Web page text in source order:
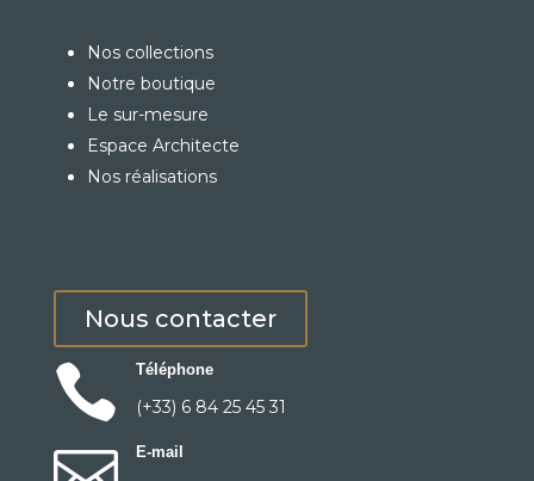
Nos collections
Notre boutique
Le sur-mesure
Espace Architecte
Nos réalisations
Nous contacter
 Téléphone
(+33) 6 84 25 45 31
E-mail